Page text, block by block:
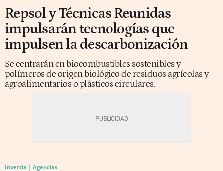
Repsol y Técnicas Reunidas
impulsarán tecnologías que
impulsen la descarbonización
Se centrarán en biocombustibles sostenibles y
polímeros de origen biológico de residuos agrícolas y
agroalimentarios o plásticos circulares.
Invertia | Agencias